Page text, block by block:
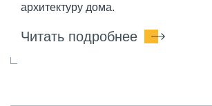
архитектуру дома.
Читать подробнее